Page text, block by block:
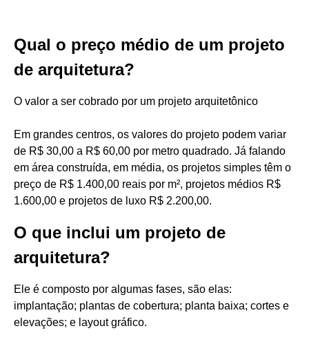
Qual o preço médio de um projeto
de arquitetura?
O valor a ser cobrado por um projeto arquitetônico
Em grandes centros, os valores do projeto podem variar
de R$ 30,00 a R$ 60,00 por metro quadrado. Já falando
em área construída, em média, os projetos simples têm o
preço de R$ 1.400,00 reais por m², projetos médios R$
1.600,00 e projetos de luxo R$ 2.200,00.
O que inclui um projeto de
arquitetura?
Ele é composto por algumas fases, são elas:
implantação; plantas de cobertura; planta baixa; cortes e
elevações; e layout gráfico.